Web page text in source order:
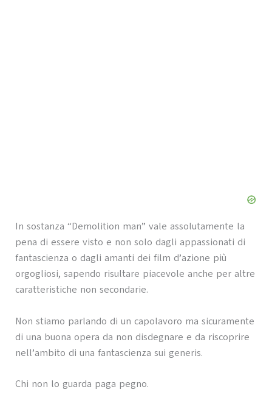
In sostanza “Demolition man” vale assolutamente la
pena di essere visto e non solo dagli appassionati di
fantascienza o dagli amanti dei film d’azione più
orgogliosi, sapendo risultare piacevole anche per altre
caratteristiche non secondarie.
Non stiamo parlando di un capolavoro ma sicuramente
di una buona opera da non disdegnare e da riscoprire
nell’ambito di una fantascienza sui generis.
Chi non lo guarda paga pegno.